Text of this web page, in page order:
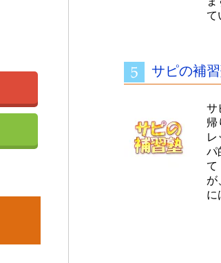
て
サピの補
サ
帰
レ
パ
て
が
に